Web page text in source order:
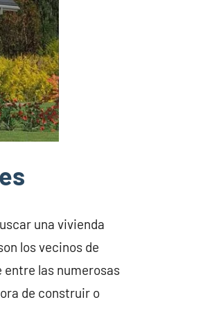
una vivienda
los vecinos de
entre las numerosas
de construir o